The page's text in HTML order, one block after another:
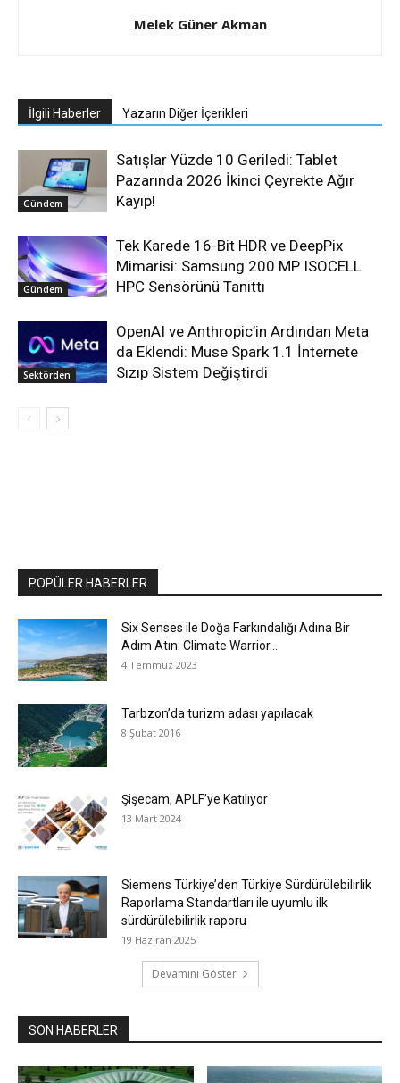
Melek Güner Akman
İlgili Haberler Yazarın Diğer İçerikleri
Gündem
Satışlar Yüzde 10 Geriledi: Tablet
Pazarında 2026 İkinci Çeyrekte Ağır
Kayıp!
Gündem
Tek Karede 16-Bit HDR ve DeepPix
Mimarisi: Samsung 200 MP ISOCELL
HPC Sensörünü Tanıttı
Sektörden
OpenAI ve Anthropic’in Ardından Meta
da Eklendi: Muse Spark 1.1 İnternete
Sızıp Sistem Değiştirdi
POPÜLER HABERLER
Six Senses ile Doğa Farkındalığı Adına Bir
Adım Atın: Climate Warrior...
4 Temmuz 2023
Tarbzon’da turizm adası yapılacak
8 Şubat 2016
Şişecam, APLF’ye Katılıyor
13 Mart 2024
Siemens Türkiye’den Türkiye Sürdürülebilirlik
Raporlama Standartları ile uyumlu ilk
sürdürülebilirlik raporu
19 Haziran 2025
Devamını Göster
SON HABERLER